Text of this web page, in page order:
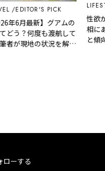
EDITOR'S PICK
年6月最新】グアムの
どう？何度も渡航して
者が現地の状況を解
性欲
相に
と傾
ローする